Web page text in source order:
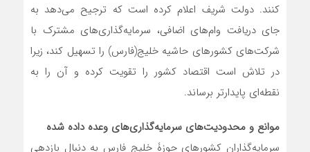
کنند. دولت شریف اعلام کرده است که ترجیح می‌دهد به
جای دریافت وام‌های اضافی، سرمایه‌گذاری‌های مشترک با
شرکت‌های کشورهای حاشیه خلیج(فارس) را تسهیل کند، زیرا
در تلاش است اقتصاد کشور را تقویت کرده و آن را به
نقطه‌ای پایدارتر برساند.
موانع و محدودیت‌های سرمایه‌گذاری‌های وعده داده شده
سرمایه‌گذاران کشورهای حوزۀ خلیج فارس به دنبال بازدهی‌